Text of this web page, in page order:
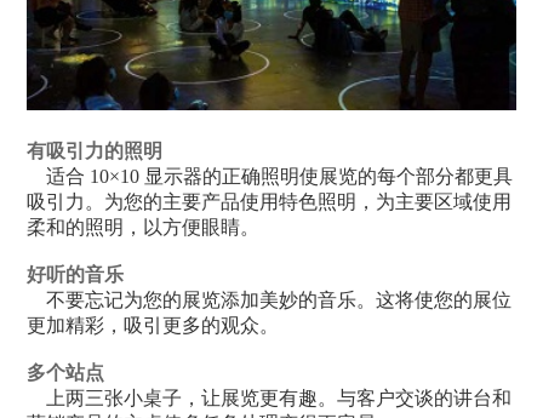
有吸引力的照明
适合 10×10 显示器的正确照明使展览的每个部分都更具
吸引力。为您的主要产品使用特色照明，为主要区域使用
柔和的照明，以方便眼睛。
好听的音乐
不要忘记为您的展览添加美妙的音乐。这将使您的展位
更加精彩，吸引更多的观众。
多个站点
上两三张小桌子，让展览更有趣。与客户交谈的讲台和